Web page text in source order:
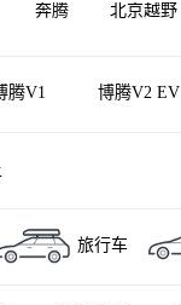
奔腾 北京越野
宾利 铂驰
腾V1 博腾V2 EV
旅行车